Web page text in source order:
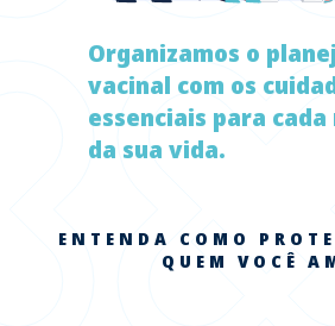
Organizamos o
vacinal com os
essenciais para
da sua vida.
ENTENDA COMO
QUEM VOCÊ